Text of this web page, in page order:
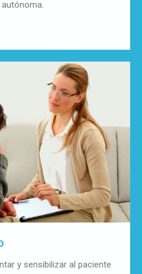
y sensibilizar al paciente